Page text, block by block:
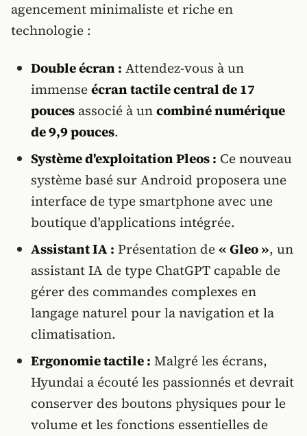
agencement minimaliste et riche en
technologie :
Double écran : Attendez-vous à un
immenseécran tactile central de 17
poucesassocié à uncombiné numérique
de 9,9 pouces.
Système d'exploitation Pleos : Ce nouveau
système basé sur Android proposera une
interface de type smartphone avec une
boutique d'applications intégrée.
Assistant IA : Présentation de« Gleo », un
assistant IA de type ChatGPT capable de
gérer des commandes complexes en
langage naturel pour la navigation et la
climatisation.
Ergonomie tactile : Malgré les écrans,
Hyundai a écouté les passionnés et devrait
conserver des boutons physiques pour le
volume et les fonctions essentielles de